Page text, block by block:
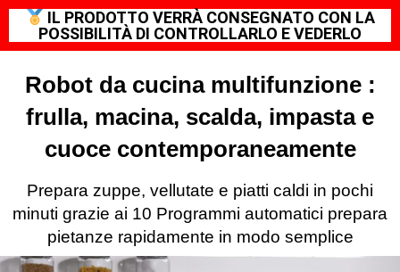
IL PRODOTTO VERRÀ CONSEGNATO CON LA
POSSIBILITÀ DI CONTROLLARLO E VEDERLO
Robot da cucina multifunzione :
frulla, macina, scalda, impasta e
cuoce contemporaneamente
Prepara zuppe, vellutate e piatti caldi in pochi
minuti grazie ai 10 Programmi automatici prepara
pietanze rapidamente in modo semplice